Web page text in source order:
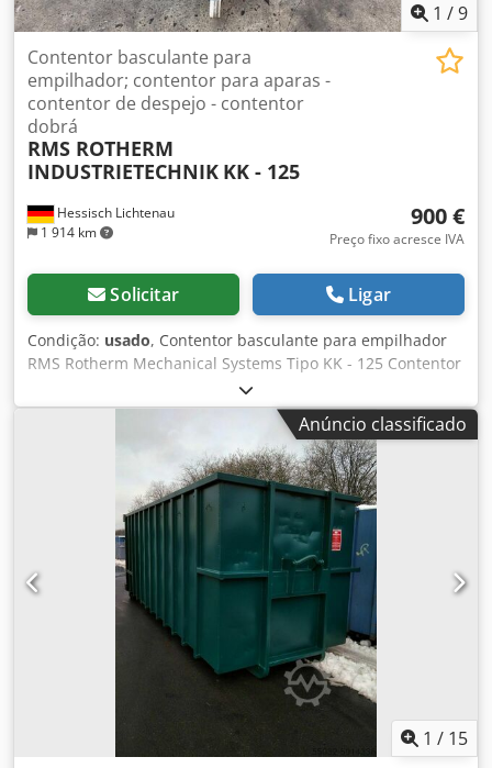
1 /9
Hessisch Lichtenau
1 914 km
Contentor basculante para
empilhador; contentor para aparas -
contentor de despejo - contentor
dobrá
RMS ROTHERM
INDUSTRIETECHNIK KK - 125
900 €
Preço fixo acresce IVA
Solicitar Ligar
Condição: usado, Contentor basculante para empilhador
RMS Rotherm Mechanical Systems Tipo KK - 125 Contentor
para aparas - contentor de descarga - contentor
basculante Nº do fabricante: 84477 Ano de fabrico: 2011
Capacidade de carga: máx. 2000 kg Volume: aprox. 1 m³
Bolsas de entrada: 200 x 60 mm Distância entre garfos
interna/externa: 505/900 mm - dispositivo de bloqueio
manual para a caçamba basculante - basculamento
acionado por gravidade - 4 rodízios em plástico Ø 175 mm,
2 giratórios com travão - bolsos de entrada para
empilhador Peso próprio: 195 kg Largura: 1130 mm
Comprimento: 1570 mm Altura do contentor: 880 mm
Altura total com chassis: 1200 mm Credpfxsxcbn Sj Aagof
bom estado Adequado para recolha, armazenamento e
transferência de materiais valiosos
Anúncio classificado
1 / 15